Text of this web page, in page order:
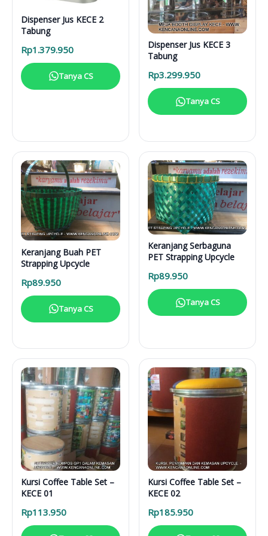
Dispenser Jus KECE 2
Tabung
Rp1.379.950
Tanya CS
Dispenser Jus KECE 3
Tabung
Rp3.299.950
Tanya CS
Keranjang Buah PET
Strapping Upcycle
Rp89.950
Tanya CS
Keranjang Serbaguna
PET Strapping Upcycle
Rp89.950
Tanya CS
Kursi Coffee Table Set –
KECE 01
Rp113.950
Kursi Coffee Table Set –
KECE 02
Rp185.950